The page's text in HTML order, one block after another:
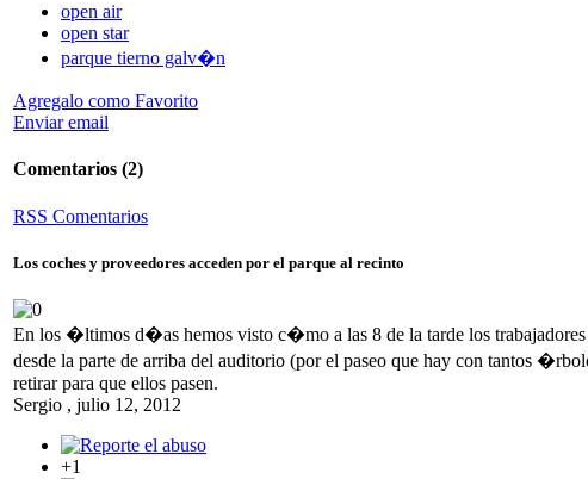
open air
open star
parque tierno galv�n
Agregalo como Favorito
Enviar email
Comentarios (2)
RSS Comentarios
Los coches y proveedores acceden por el parque al recinto
En los �ltimos d�as hemos visto c�mo a las 8 de la tarde los
desde la parte de arriba del auditorio (por el paseo que hay con tantos
retirar para que ellos pasen.
Sergio , julio 12, 2012
+1